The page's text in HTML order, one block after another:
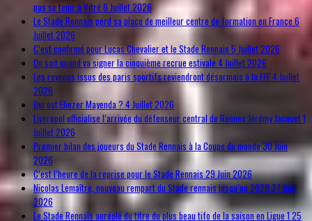
pas se tenir à Vitré 6 Juillet 2026
Le Stade Rennais perd sa place de meilleur centre de formation en France6
Juillet 2026
C’est confirmé pour Lucas Chevalier et le Stade Rennais 5 Juillet 2026
On sait quand va signer la cinquième recrue estivale 4 Juillet 2026
Les revenus issus des paris sportifs reviendront désormais à la FFF4 Juillet
2026
Qui est Eliezer Mayenda ? 4 Juillet 2026
Liverpool officialise l’arrivée du défenseur central de Rennes Jérémy Jacquet1
Juillet 2026
Premier bilan des joueurs du Stade Rennais à la Coupe du monde30 Juin
2026
C’est l’heure de la reprise pour le Stade Rennais29 Juin 2026
Nicolas Lemaître, nouveau rempart du Stade rennais jusqu’en 202827 Juin
2026
Le Stade Rennais auréolé du titre du plus beau tifo de la saison en Ligue 125